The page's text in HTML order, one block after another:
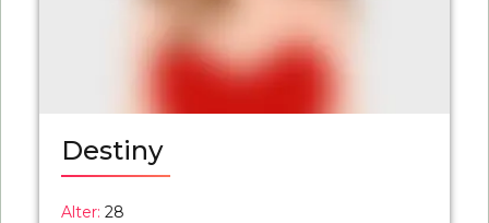
Destiny
Alter: 28